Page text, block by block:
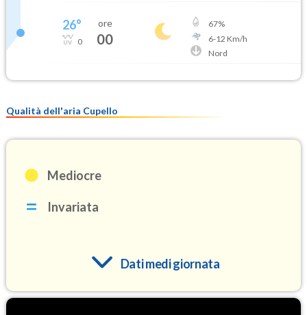
26°
0
ore
00
67%
6-12 Km/h
Nord
Qualità dell'aria Cupello
Mediocre
Invariata
Dati medi giornata